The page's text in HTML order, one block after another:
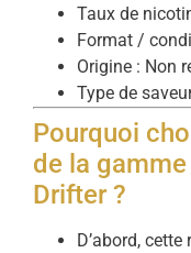
Taux de
Format /
Origine : Non
Type de
Pourquoi
de la
Drifter ?
D’abord,